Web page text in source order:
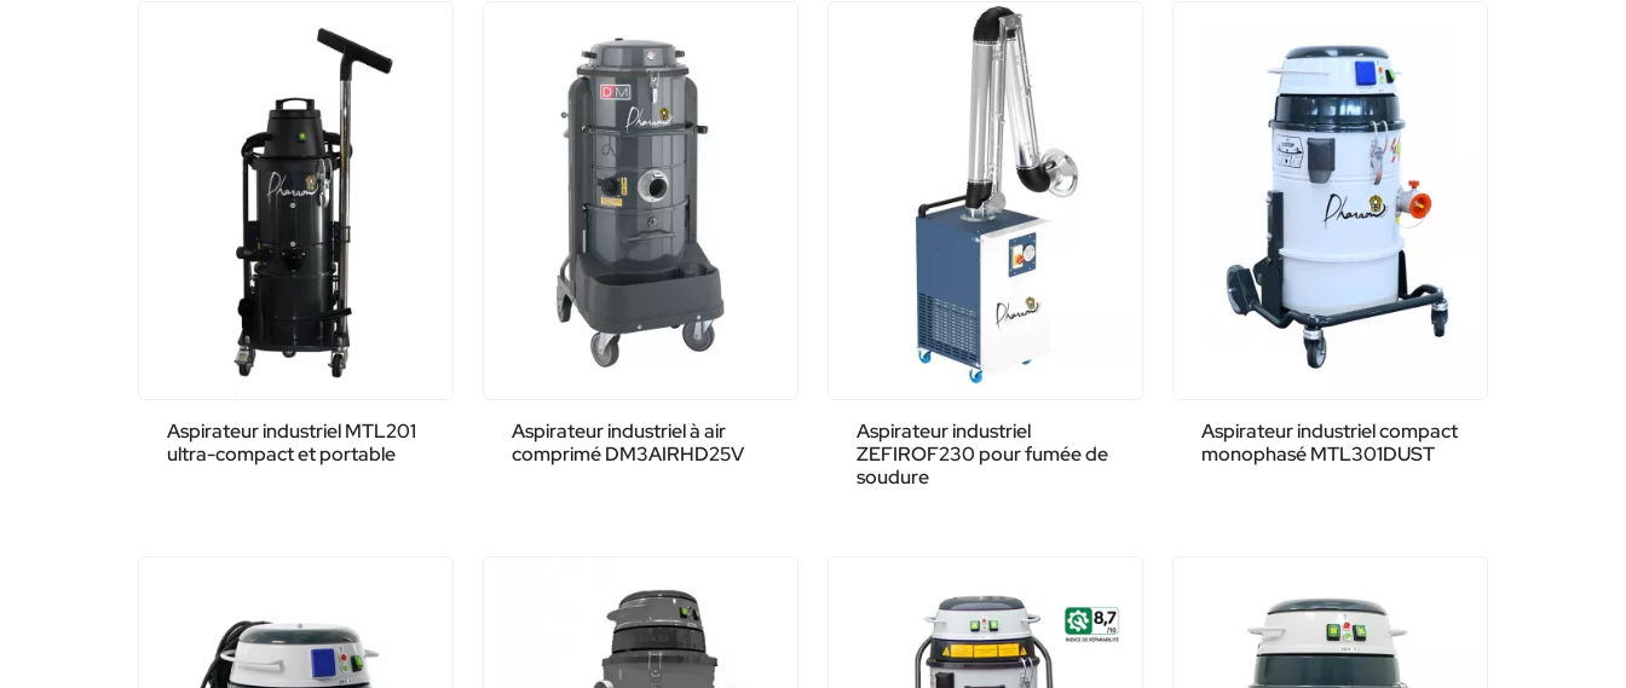
Aspirateur industriel MTL201
ultra-compact et portable
Aspirateur industriel à air
comprimé DM3AIRHD25V
Aspirateur industriel
ZEFIROF230 pour fumée de
soudure
Aspirateur industriel compact
monophasé MTL301DUST